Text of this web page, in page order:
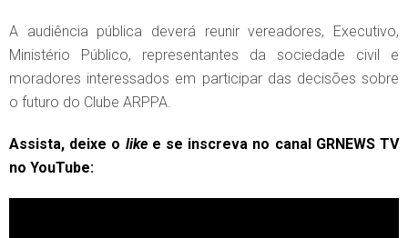
A audiência pública deverá reunir vereadores, Executivo,
Ministério Público, representantes da sociedade civil e
moradores interessados em participar das decisões sobre
o futuro do Clube ARPPA.
Assista, deixe o likee se inscreva no canal GRNEWS TV
no YouTube: